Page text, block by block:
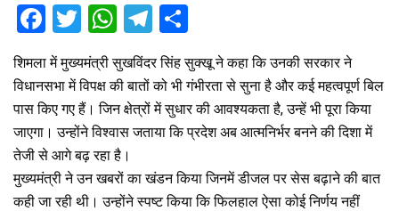
F
a
ce
b
o
o
k
T
wi
tt
er
W
at
s
A
p
p
T
el
e
gr
a
ar
e
शिमला में मुख्यमंत्री सुखविंदर सिंह सुक्खू ने कहा कि उनकी सरकार ने
विधानसभा में विपक्ष की बातों को भी गंभीरता से सुना है और कई महत्वपूर्ण बिल
पास किए गए हैं। जिन क्षेत्रों में सुधार की आवश्यकता है, उन्हें भी पूरा किया
जाएगा। उन्होंने विश्वास जताया कि प्रदेश अब आत्मनिर्भर बनने की दिशा में
तेजी से आगे बढ़ रहा है।
मुख्यमंत्री ने उन खबरों का खंडन किया जिनमें डीजल पर सेस बढ़ाने की बात
कही जा रही थी। उन्होंने स्पष्ट किया कि फिलहाल ऐसा कोई निर्णय नहीं